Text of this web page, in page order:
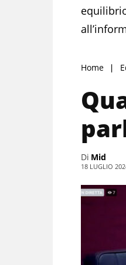
Home
Di Mid
18 LUGLIO